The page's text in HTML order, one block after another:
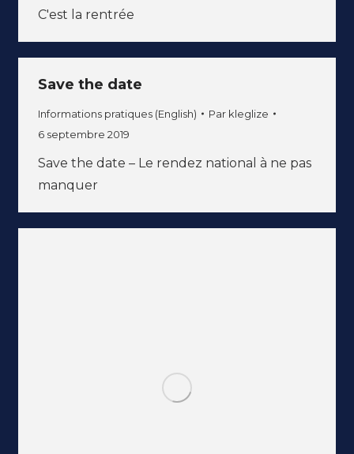
C'est la rentrée
Save the date
Informations pratiques (English) Par kleglize
6 septembre 2019
Save the date – Le rendez national à ne pas
manquer